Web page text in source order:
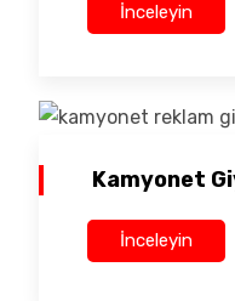
İnceleyin
Kamyonet
İnceleyin